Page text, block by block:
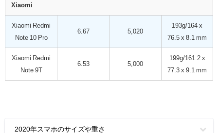
Xiaomi
Xiaomi Redmi
Note 10 Pro
6.67 5,020
193g/164 x
76.5 x 8.1 mm
Xiaomi Redmi
Note 9T
6.53 5,000
199g/161.2 x
77.3 x 9.1 mm
2020年スマホのサイズや重さ